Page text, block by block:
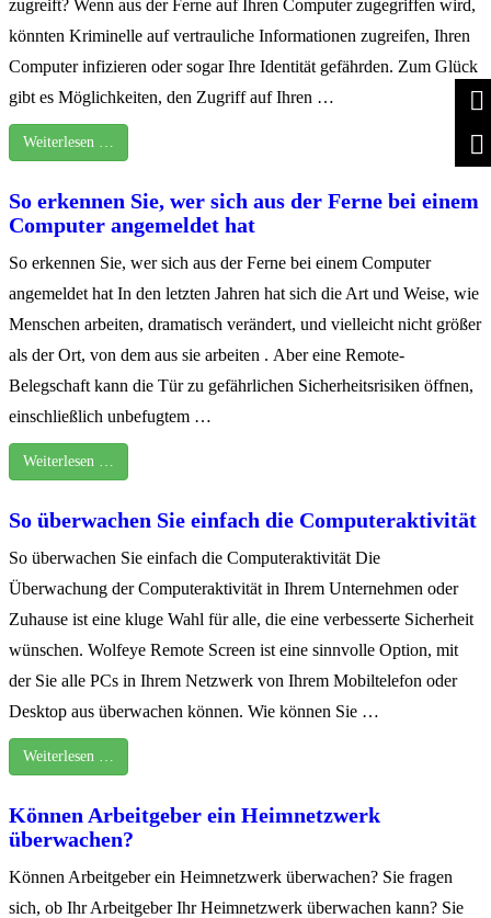
zugreift? Wenn aus der Ferne auf Ihren Computer zugegriffen wird,
könnten Kriminelle auf vertrauliche Informationen zugreifen, Ihren
Computer infizieren oder sogar Ihre Identität gefährden. Zum Glück
gibt es Möglichkeiten, den Zugriff auf Ihren …
Weiterlesen …
So erkennen Sie, wer sich aus der Ferne bei einem
Computer angemeldet hat
So erkennen Sie, wer sich aus der Ferne bei einem Computer
angemeldet hat In den letzten Jahren hat sich die Art und Weise, wie
Menschen arbeiten, dramatisch verändert, und vielleicht nicht größer
als der Ort, von dem aus sie arbeiten . Aber eine Remote-
Belegschaft kann die Tür zu gefährlichen Sicherheitsrisiken öffnen,
einschließlich unbefugtem …
Weiterlesen …
So überwachen Sie einfach die Computeraktivität
So überwachen Sie einfach die Computeraktivität Die
Überwachung der Computeraktivität in Ihrem Unternehmen oder
Zuhause ist eine kluge Wahl für alle, die eine verbesserte Sicherheit
wünschen. Wolfeye Remote Screen ist eine sinnvolle Option, mit
der Sie alle PCs in Ihrem Netzwerk von Ihrem Mobiltelefon oder
Desktop aus überwachen können. Wie können Sie …
Weiterlesen …
Können Arbeitgeber ein Heimnetzwerk
überwachen?
Können Arbeitgeber ein Heimnetzwerk überwachen? Sie fragen
sich, ob Ihr Arbeitgeber Ihr Heimnetzwerk überwachen kann? Sie